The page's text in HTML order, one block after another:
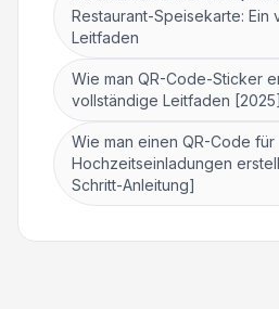
Restaurant-Speisekarte: Ein
Leitfaden
Wie man QR-Code-Sticker
vollständige Leitfaden [2025]
Wie man einen QR-Code für
Hochzeitseinladungen
Schritt-Anleitung]